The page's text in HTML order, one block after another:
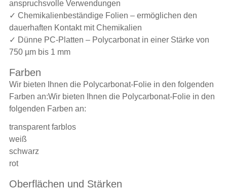
anspruchsvolle Verwendungen
✓ Chemikalienbeständige Folien – ermöglichen den
dauerhaften Kontakt mit Chemikalien
✓ Dünne PC-Platten – Polycarbonat in einer Stärke von
750 µm bis 1 mm
Farben
Wir bieten Ihnen die Polycarbonat-Folie in den folgenden
Farben an:Wir bieten Ihnen die Polycarbonat-Folie in den
folgenden Farben an:
transparent farblos
weiß
schwarz
rot
Oberflächen und Stärken